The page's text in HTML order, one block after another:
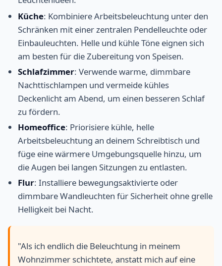
Küche: Kombiniere Arbeitsbeleuchtung unter den
Schränken mit einer zentralen Pendelleuchte oder
Einbauleuchten. Helle und kühle Töne eignen sich
am besten für die Zubereitung von Speisen.
Schlafzimmer: Verwende warme, dimmbare
Nachttischlampen und vermeide kühles
Deckenlicht am Abend, um einen besseren Schlaf
zu fördern.
Homeoffice: Priorisiere kühle, helle
Arbeitsbeleuchtung an deinem Schreibtisch und
füge eine wärmere Umgebungsquelle hinzu, um
die Augen bei langen Sitzungen zu entlasten.
Flur: Installiere bewegungsaktivierte oder
dimmbare Wandleuchten für Sicherheit ohne grelle
Helligkeit bei Nacht.
"Als ich endlich die Beleuchtung in meinem
Wohnzimmer schichtete, anstatt mich auf eine